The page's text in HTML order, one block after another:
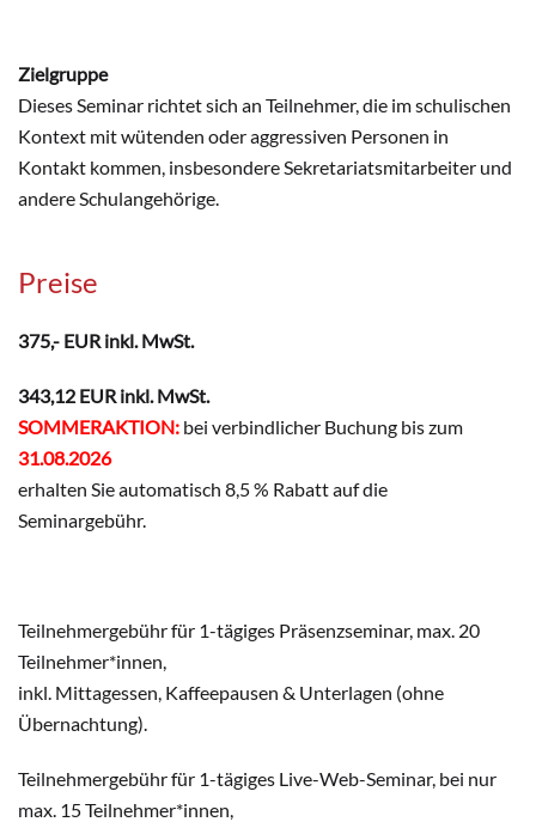
Zielgruppe
Dieses Seminar richtet sich an Teilnehmer, die im schulischen
Kontext mit wütenden oder aggressiven Personen in
Kontakt kommen, insbesondere Sekretariatsmitarbeiter und
andere Schulangehörige.
Preise
375,- EUR inkl. MwSt.
343,12 EUR inkl. MwSt.
SOMMERAKTION: bei verbindlicher Buchung bis zum
31.08.2026
erhalten Sie automatisch 8,5 % Rabatt auf die
Seminargebühr.
Teilnehmergebühr für 1-tägiges Präsenzseminar, max. 20
Teilnehmer*innen,
inkl. Mittagessen, Kaffeepausen & Unterlagen (ohne
Übernachtung).
Teilnehmergebühr für 1-tägiges Live-Web-Seminar, bei nur
max. 15 Teilnehmer*innen,